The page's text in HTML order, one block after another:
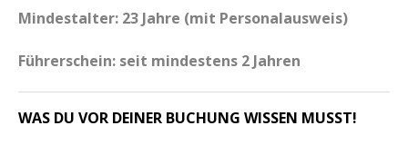
Mindestalter: 23 Jahre (mit Personalausweis)
Führerschein: seit mindestens 2 Jahren
WAS DU VOR DEINER BUCHUNG WISSEN MUSST!